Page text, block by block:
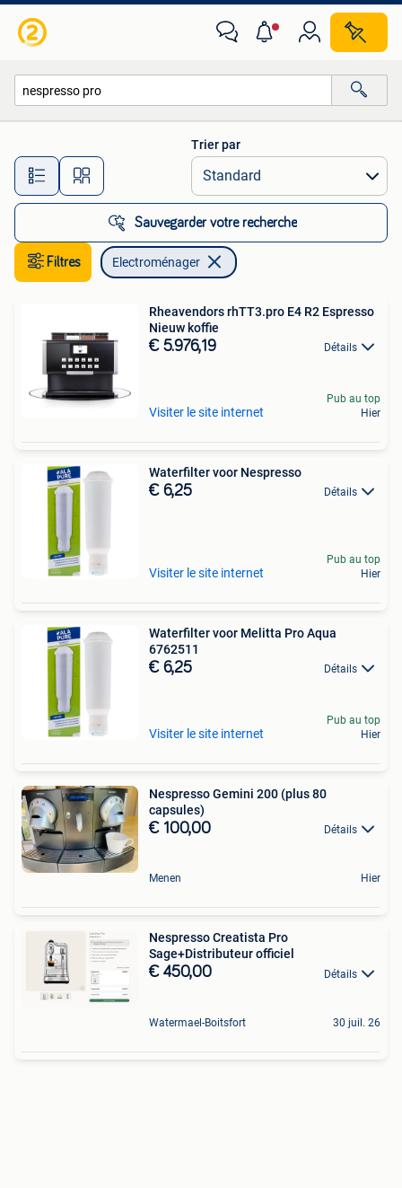
Toutes les distances…
Trier par
Sauvegarder votre recherche
Filtres Electroménager
Rheavendors rhTT3.pro E4 R2 Espresso
Nieuw koffie
€ 5.976,19 Détails
Visiter le site internet
Pub au top
Hier
Waterfilter voor Nespresso
€ 6,25 Détails
Visiter le site internet
Pub au top
Hier
Waterfilter voor Melitta Pro Aqua
6762511
€ 6,25 Détails
Visiter le site internet
Pub au top
Hier
Nespresso Gemini 200 (plus 80
capsules)
€ 100,00 Détails
Menen Hier
Nespresso Creatista Pro
Sage+Distributeur officiel
€ 450,00 Détails
Watermael-Boitsfort 30 juil. 26